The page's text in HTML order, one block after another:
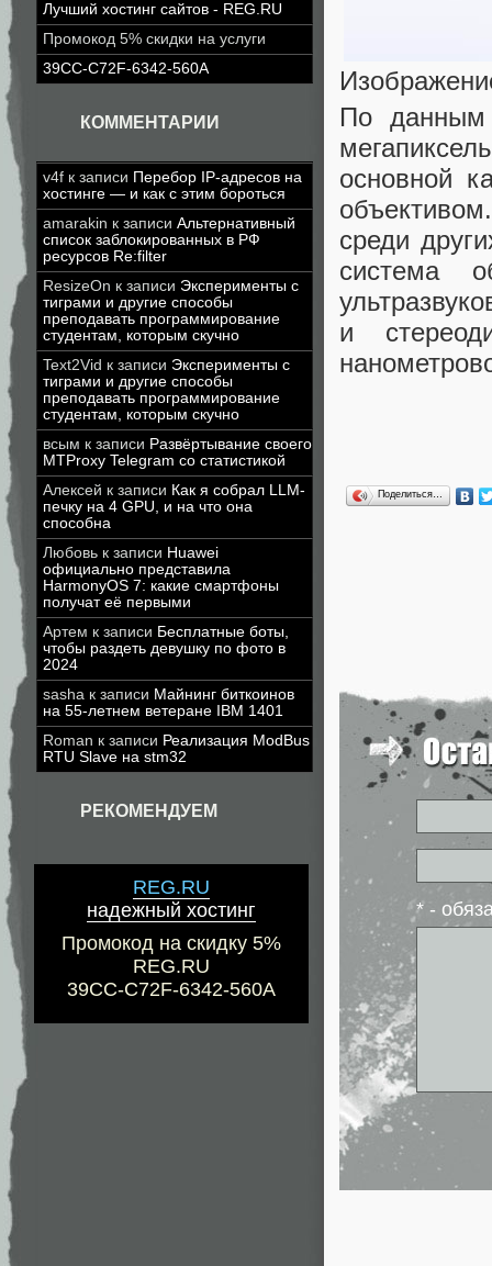
Лучший хостинг сайтов - REG.RU
Промокод 5% скидки на услуги
39CC-C72F-6342-560A
КОММЕНТАРИИ
v4f к записи Перебор IP-адресов на
хостинге — и как с этим бороться
amarakin к записи Альтернативный
список заблокированных в РФ
ресурсов Re:filter
ResizeOn к записи Эксперименты с
тиграми и другие способы
преподавать программирование
студентам, которым скучно
Text2Vid к записи Эксперименты с
тиграми и другие способы
преподавать программирование
студентам, которым скучно
всым к записи Развёртывание своего
MTProxy Telegram со статистикой
Алексей к записи Как я собрал LLM-
печку на 4 GPU, и на что она
способна
Любовь к записи Huawei
официально представила
HarmonyOS 7: какие смартфоны
получат её первыми
Артем к записи Бесплатные боты,
чтобы раздеть девушку по фото в
2024
sasha к записи Майнинг биткоинов
на 55-летнем ветеране IBM 1401
Roman к записи Реализация ModBus
RTU Slave на stm32
РЕКОМЕНДУЕМ
REG.RU
надежный хостинг
Промокод на скидку 5%
REG.RU
39CC-C72F-6342-560A
По данным
основной
среди
система
и
Поделиться…
* -